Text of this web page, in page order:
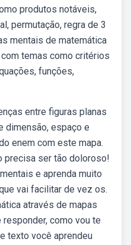
produtos notáveis,
permutação, regra de 3
mentais de matemática
temas como critérios
funções,
entre figuras planas
dimensão, espaço e
enem com este mapa.
precisa ser tão doloroso!
e aprenda muito
vai facilitar de vez os.
através de mapas
como vou te
texto você aprendeu